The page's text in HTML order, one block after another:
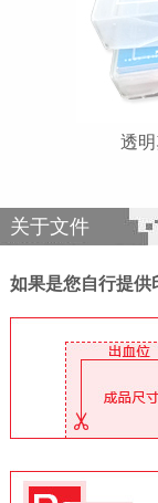
关于文件
如果是您自行提供